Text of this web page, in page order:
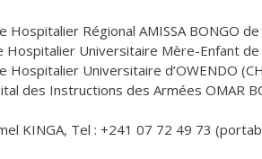
Régional AMISSA BONGO de
Hospitalier Universitaire Mère-Enfant de
Hospitalier Universitaire d’OWENDO
des Instructions des Armées OMAR
KINGA, Tel : +241 07 72 49 73